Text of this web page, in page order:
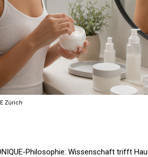
Zürich
Philosophie: Wissenschaft trifft